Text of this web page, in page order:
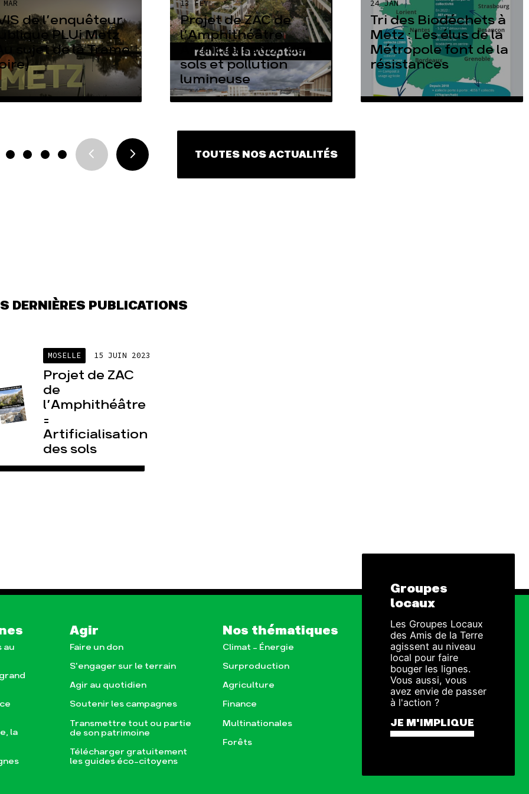
de l’enquêteur
PLUi Metz
sujet de la Trame
13 FÉV
Projet de ZAC de
l’Amphithéâtre
Artificialisation des
sols et pollution
lumineuse
24 JAN
Tri des Biodéchets à
Metz : Les élus de la
Métropole font de la
résistances
TOUTES NOS ACTUALITÉS
DERNIÈRES PUBLICATIONS
MOSELLE 15 JUIN 2023
Projet de ZAC
de
l’Amphithéâtre
=
Artificialisation
des sols
au
la
Agir
Faire un don
S'engager sur le terrain
Agir au quotidien
Soutenir les campagnes
Transmettre tout ou partie
de son patrimoine
Télécharger gratuitement
les guides éco-citoyens
Nos thématiques
Climat – Énergie
Surproduction
Agriculture
Finance
Multinationales
Forêts
Groupes
locaux
Les Groupes Locaux
des Amis de la Terre
agissent au niveau
local pour faire
bouger les lignes.
Vous aussi, vous
avez envie de passer
à l'action ?
JE M'IMPLIQUE